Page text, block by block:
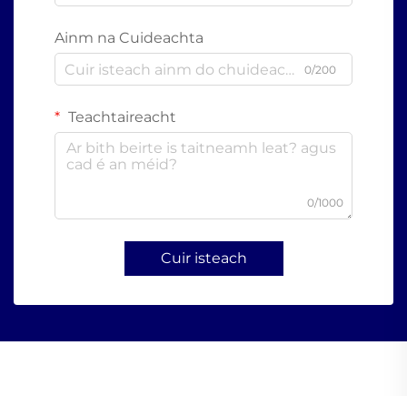
Ainm na Cuideachta
0/200
Teachtaireacht
0/1000
Cuir isteach